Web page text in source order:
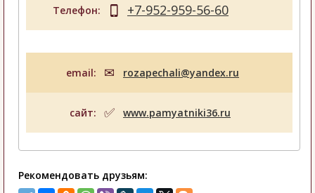
Телефон: +7-952-959-56-60
email: rozapechali@yandex.ru
сайт: www.pamyatniki36.ru
Рекомендовать друзьям: